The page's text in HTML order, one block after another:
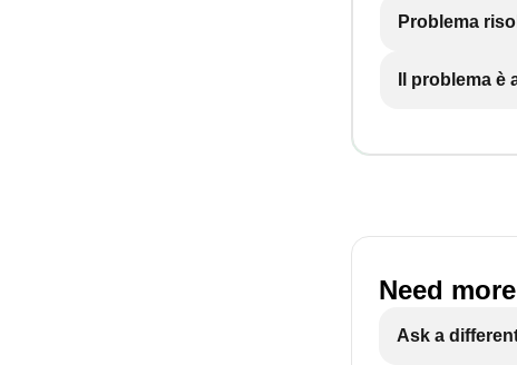
Problema
Il problema
Need
Ask a